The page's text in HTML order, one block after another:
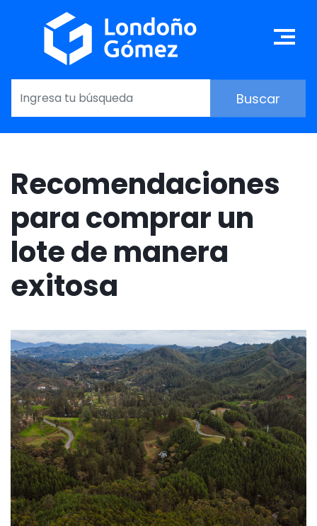
al
contenido
Recomendaciones
para comprar un
lote de manera
exitosa